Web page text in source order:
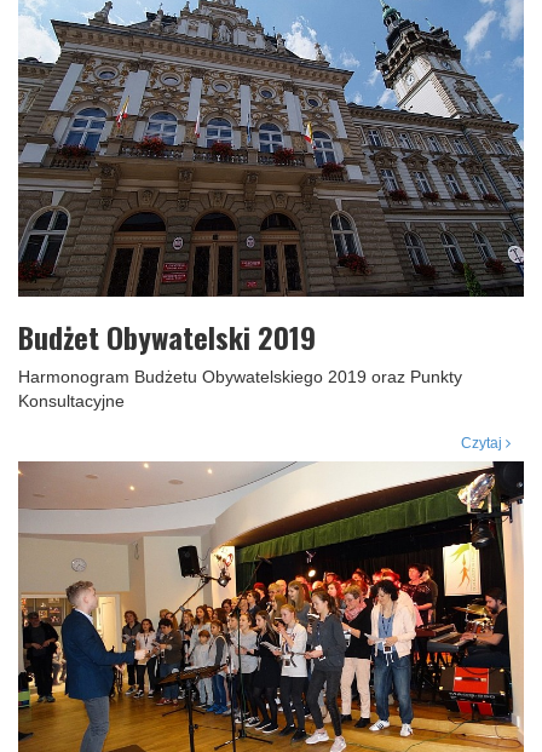
Budżet Obywatelski 2019
Harmonogram Budżetu Obywatelskiego 2019 oraz Punkty
Konsultacyjne
Czytaj